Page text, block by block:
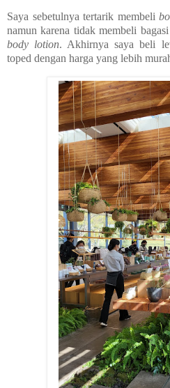
Saya sebetulnya tertarik membeli
namun karena tidak membeli
body lotion. Akhirnya saya beli
toped dengan harga yang lebih